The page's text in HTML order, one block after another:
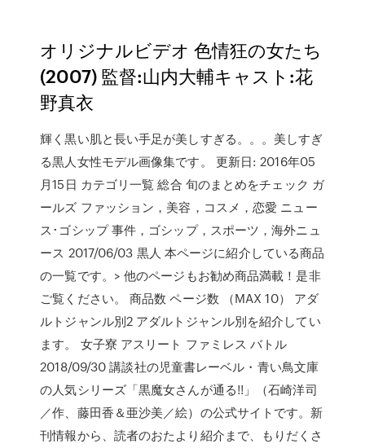
オリジナルビデオ 色情狂の女たち
(2007) 監督:山内大輔キャスト:花
野真衣
輝く黒い肌と長い手足が美しすぎる。。。美しすぎ
る黒人女性モデル画像集です。 更新日: 2016年05
月15日 カテゴリ一覧 総合 旬のまとめをチェック ガ
ールズ ファッション，美容，コスメ，恋愛 ニュー
ス･ゴシップ 事件，ゴシップ，スポーツ，海外ニュ
ース 2017/06/03 黒人 本ページに紹介している商品
の一覧です。> 他のページもお勧め商品満載！是非
ご覧ください。 商品数 ページ数 （MAX 10） アダ
ルトジャンル別2 アダルトジャンル別を紹介してい
ます。 女子寮 アスリート ファミレス バトル
2018/09/30 講談社の児童書レーベル・青い鳥文庫
の人気シリーズ「黒魔女さんが通る!!」（石崎洋司
／作、藤田香＆亜沙美／絵）の公式サイトです。新
刊情報から、読者のおたより紹介まで、もりだくさ